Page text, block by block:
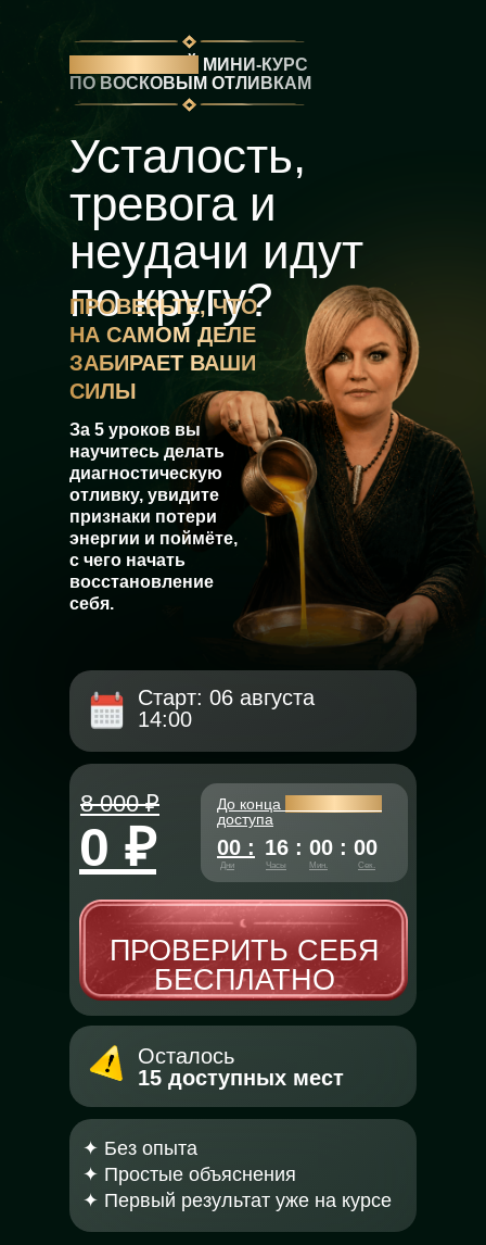
Усталость,
тревога и
неудачи идут
по кругу?
За 5 уроков вы
научитесь делать
диагностическую
отливку, увидите
признаки потери
энергии и поймёте,
с чего начать
восстановление
себя.
ПРОВЕРЬТЕ, ЧТО
НА САМОМ ДЕЛЕ
ЗАБИРАЕТ ВАШИ
СИЛЫ
МИНИ-КУРС
ПО ВОСКОВЫМ ОТЛИВКАМ
Осталось
15 доступных мест
8 000 ₽
0 ₽
До конца
доступа
Дни Часы Мин. Сек.
16 : 00 : 00
00 :
Старт: 06 августа
14:00
✦ Без опыта
✦ Простые объяснения
✦ Первый результат уже на курсе
ПРОВЕРИТЬ СЕБЯ
БЕСПЛАТНО